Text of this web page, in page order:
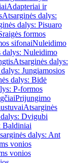
Adapteriai ir
Atsarginės dalys:
dalys: Pisuaro
formos
sifonaiNuleidimo
dalys: Nuleidimo
Atsarginės dalys:
Jungiamosios
dalys: Bidė
P-formos
Prijungimo
Atsarginės
Dvigubi
Baldiniai
dalys: Ant
vonios
vonios